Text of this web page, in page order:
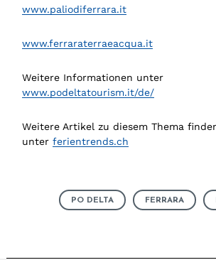
www.paliodiferrara.it
www.ferraraterraeacqua.it
Weitere Informationen unter
www.podeltatourism.it/de/
Weitere Artikel zu diesem Thema
unter ferientrends.ch
PO DELTA FERRARA